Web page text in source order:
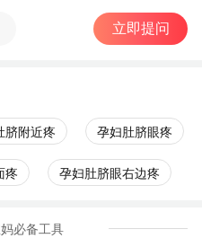
立即提问
脐附近疼 孕妇肚脐眼疼
疼 孕妇肚脐眼右边疼
必备工具